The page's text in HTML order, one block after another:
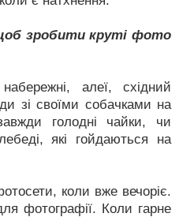
зробити круті фото
алеї, східний
зі своїми собачками на
голодні чайки, чи
які гойдаються на
коли вже вечоріє.
фотографії. Коли гарне